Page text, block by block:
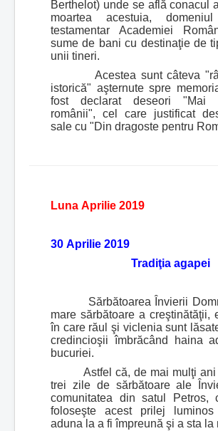
Berthelot) unde se află conacul
moartea acestuia,
testamentar Academiei
sume de bani cu destinaţie de
unii tineri.
Acestea sunt câteva
istorică" aşternute spre
fost declarat deseori "Mai
românii", cel care justificat
sale cu "Din dragoste pentru
Luna Aprilie 2019
30 Aprilie 2019
Tradiţia agapei
Sărbătoarea Învierii
mare sărbătoare a creştinătăţii,
în care răul şi viclenia sunt
credincioşii îmbrăcând haina
bucuriei.
Astfel că, de mai mulţi ani
trei zile de sărbătoare ale
comunitatea din satul Petros,
foloseşte acest prilej
aduna la a fi împreună şi a sta la